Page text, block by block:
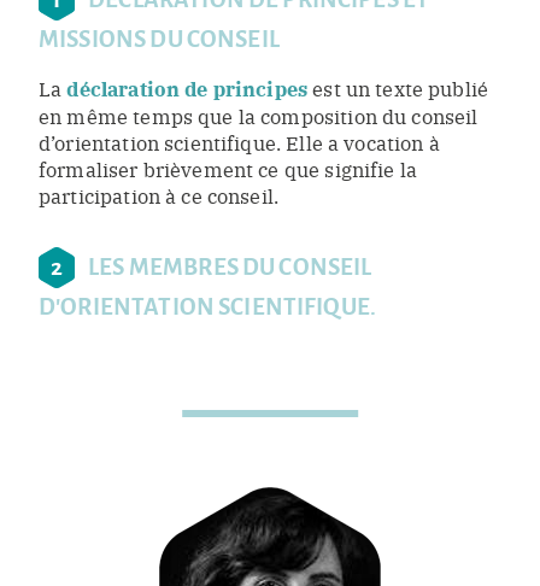
MISSIONS DU CONSEIL
La déclaration de principesest un texte publié
en même temps que la composition du conseil
d’orientation scientifique. Elle a vocation à
formaliser brièvement ce que signifie la
participation à ce conseil.
2
LES MEMBRES DU CONSEIL
D'ORIENTATION SCIENTIFIQUE.